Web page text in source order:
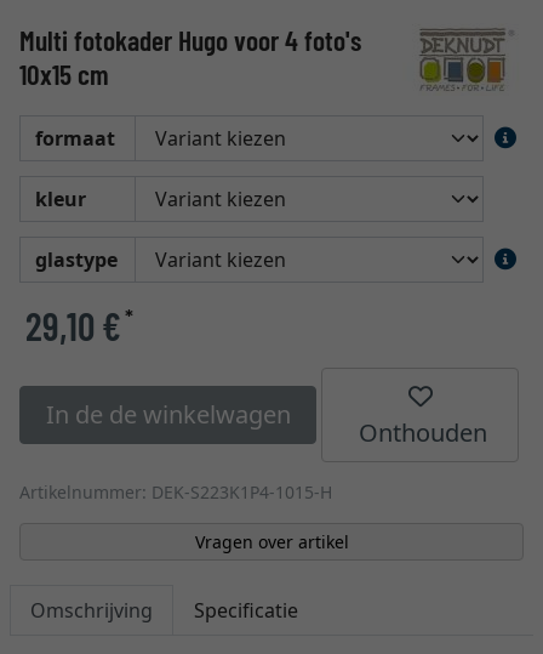
Multi fotokader Hugo voor 4 foto's
10x15 cm
formaat
kleur
glastype
29,10 €*
In de de winkelwagen
Onthouden
Artikelnummer: DEK-S223K1P4-1015-H
Vragen over artikel
Omschrijving Specificatie